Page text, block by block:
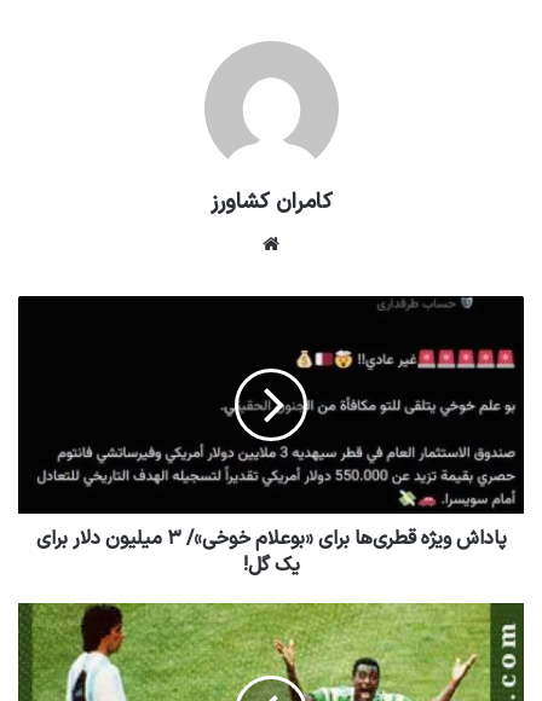
کامران کشاورز
پاداش ویژه قطری‌ها برای «بوعلام خوخی»/ ۳ میلیون دلار برای
یک گل!